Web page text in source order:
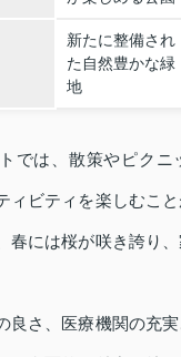
新たに整備され
た自然豊かな緑
地
では、散策やピクニ
ィビティを楽しむこと
春には桜が咲き誇り
良さ、医療機関の充実